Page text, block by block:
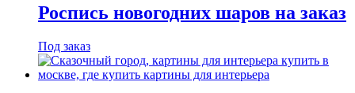
Роспись новогодних шаров на заказ
Под заказ